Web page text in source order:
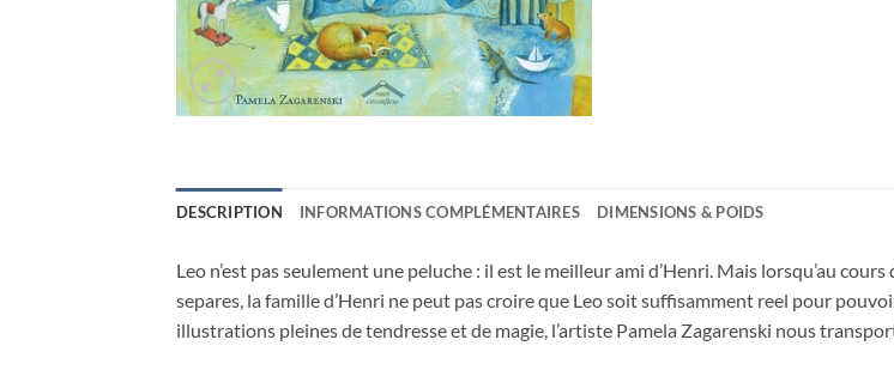
DESCRIPTION INFORMATIONS COMPLÉMENTAIRES DIMENSIONS & POIDS
Leo n’est pas seulement une peluche : il est le meilleur ami d’Henri. Mais lorsqu’au
separes, la famille d’Henri ne peut pas croire que Leo soit suffisamment reel pour
illustrations pleines de tendresse et de magie, l’artiste Pamela Zagarenski nous